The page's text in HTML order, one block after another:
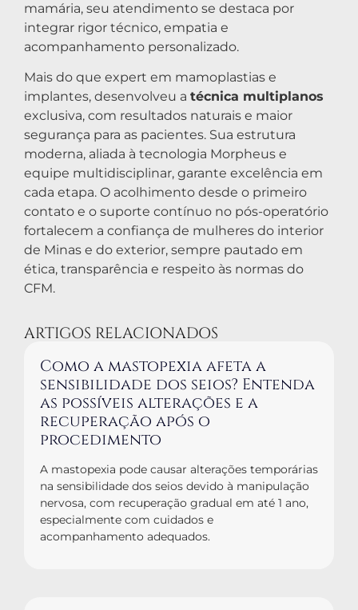
mamária, seu atendimento se destaca por
integrar rigor técnico, empatia e
acompanhamento personalizado.
Mais do que expert em mamoplastias e
implantes, desenvolveu a técnica multiplanos
exclusiva, com resultados naturais e maior
segurança para as pacientes. Sua estrutura
moderna, aliada à tecnologia Morpheus e
equipe multidisciplinar, garante excelência em
cada etapa. O acolhimento desde o primeiro
contato e o suporte contínuo no pós-operatório
fortalecem a confiança de mulheres do interior
de Minas e do exterior, sempre pautado em
ética, transparência e respeito às normas do
CFM.
ARTIGOS RELACIONADOS
Como a mastopexia afeta a
sensibilidade dos seios? Entenda
as possíveis alterações e a
recuperação após o
procedimento
A mastopexia pode causar alterações temporárias
na sensibilidade dos seios devido à manipulação
nervosa, com recuperação gradual em até 1 ano,
especialmente com cuidados e
acompanhamento adequados.